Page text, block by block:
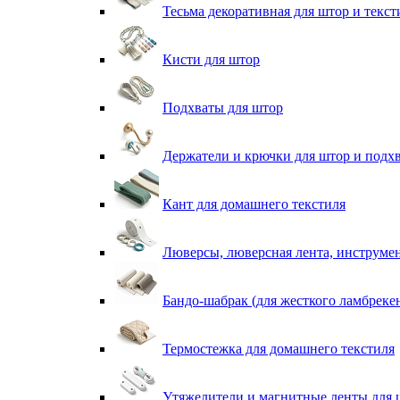
Тесьма декоративная для штор и
Кисти для штор
Подхваты для штор
Держатели и крючки для штор и
Кант для домашнего текстиля
Люверсы, люверсная лента,
Бандо-шабрак (для жесткого
Термостежка для домашнего текстиля
Утяжелители и магнитные ленты для